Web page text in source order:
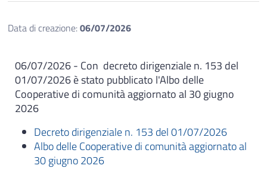
Data di creazione:06/07/2026
06/07/2026 - Con decreto dirigenziale n. 153 del
01/07/2026 è stato pubblicato l'Albo delle
Cooperative di comunità aggiornato al 30 giugno
2026
Decreto dirigenziale n. 153 del 01/07/2026
Albo delle Cooperative di comunità aggiornato al
30 giugno 2026